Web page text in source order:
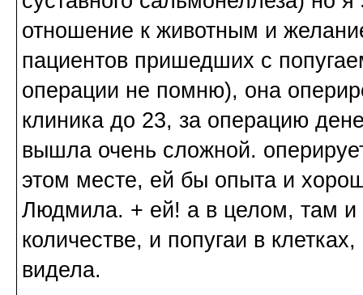
отношение к животным и
пациентов пришедших с
операции не помню), она
клиника до 23, за операцию
вышла очень сложной.
этом месте, ей бы опыта и
Людмила. + ей! а в целом, там и
количестве, и попугаи в
видела.